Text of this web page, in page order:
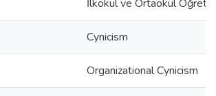
İlkokul ve Ortaokul
Cynicism
Organizational Cynicism